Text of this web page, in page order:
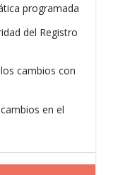
programada
del Registro
cambios con
en el